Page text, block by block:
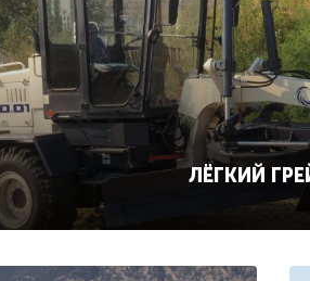
ЛЁГКИЙ